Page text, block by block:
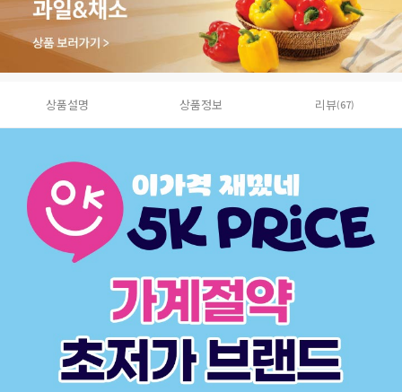
상품설명 상품정보 리뷰(67)